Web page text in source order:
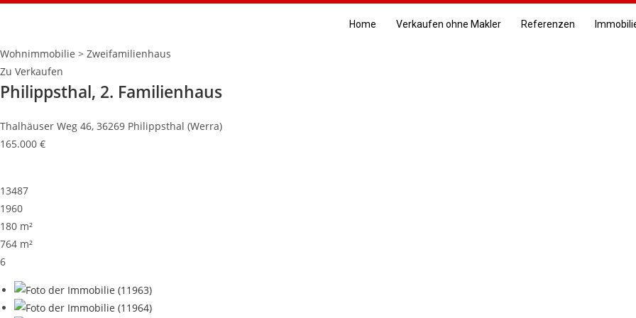
Home Verkaufen ohne Makler Referenzen
Wohnimmobilie > Zweifamilienhaus
Zu Verkaufen
Philippsthal, 2. Familienhaus
Thalhäuser Weg 46, 36269 Philippsthal (Werra)
165.000 €
13487
1960
180 m²
764 m²
6